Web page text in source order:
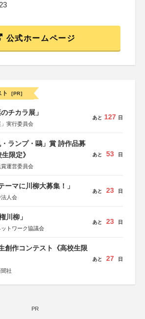
公式ホームページ
[PR]
チカラ展」
」実行委員会
あと 127 日
ランプ・鷗」賞 詩作品募
限定》
運営委員会
あと 53 日
ーマに川柳大募集！」
人会
あと 23 日
川柳」
トワーク協議会
あと 23 日
創作コンテスト《高校生限
社
あと 27 日
PR